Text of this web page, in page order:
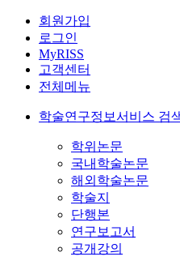
회원가입
로그인
MyRISS
고객센터
전체메뉴
학술연구정보서비스 검
학위논문
국내학술논문
해외학술논문
학술지
단행본
연구보고서
공개강의